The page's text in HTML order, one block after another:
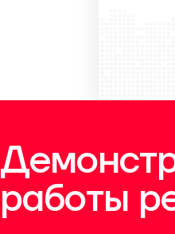
работы